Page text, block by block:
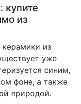
купите
из
из
уже
синим,
фоне, а также
природой.